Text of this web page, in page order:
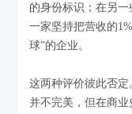
的身份标识；在另一
一家坚持把营收的
球”的企业。
这两种评价彼此否定
并不完美，但在商